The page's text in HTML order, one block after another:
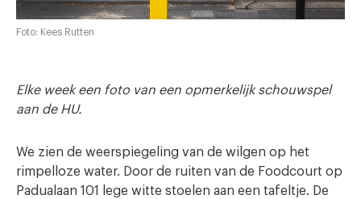
Foto: Kees Rutten
Elke week een foto van een opmerkelijk schouwspel
aan de HU.
We zien de weerspiegeling van de wilgen op het
rimpelloze water. Door de ruiten van de Foodcourt op
Padualaan 101 lege witte stoelen aan een tafeltje. De